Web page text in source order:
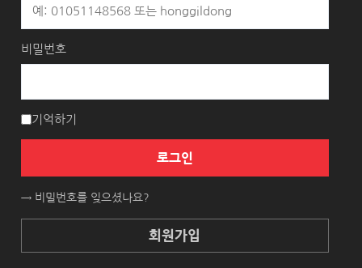
비밀번호
기억하기
로그인
→ 비밀번호를 잊으셨나요?
회원가입